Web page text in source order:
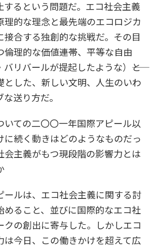
するという問題だ。エコ社会主義
理的な理念と最先端のエコロジカ
接合する独創的な挑戦だ。その目
理的な価値――連帯、平等な自由
バリバールが提起したような）――と
とした、新しい文明、人生のいわ
送り方だ。
いての二〇〇一年国際アピール以
に続く動きはどのようなものだっ
主義がもつ現段階の影響力とは
ルは、エコ社会主義に関する討
めること、並びに国際的なエコ社
クの創出に寄与した。しかしエコ
は今日、この働きかけを超えて広